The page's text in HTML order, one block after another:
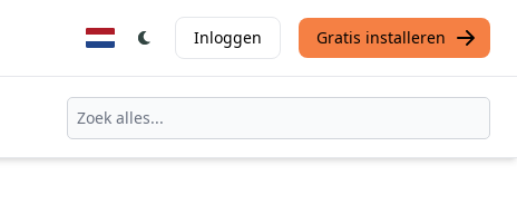
Inloggen Gratis installeren